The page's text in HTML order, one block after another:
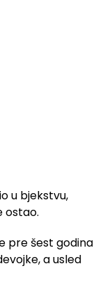
u bjekstvu,
ostao.
pre šest godina
a usled